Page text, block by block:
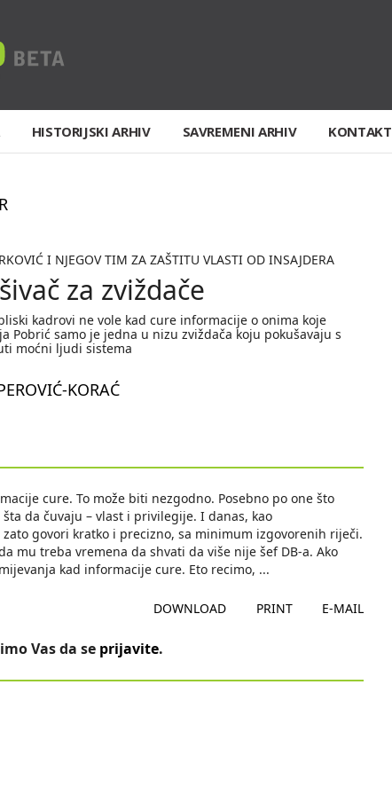
HISTORIJSKI ARHIV SAVREMENI ARHIV KONTAKT
I NJEGOV TIM ZA ZAŠTITU VLASTI OD INSAJDERA
za zviždače
kadrovi ne vole kad cure informacije o onima koje
Pobrić samo je jedna u nizu zviždača koju pokušavaju s
moćni ljudi sistema
KORAĆ
cure. To može biti nezgodno. Posebno po one što
da čuvaju – vlast i privilegije. I danas, kao
govori kratko i precizno, sa minimum izgovorenih riječi.
mu treba vremena da shvati da više nije šef DB-a. Ako
kad informacije cure. Eto recimo, ...
DOWNLOAD PRINT E-MAIL
Vas da se prijavite.